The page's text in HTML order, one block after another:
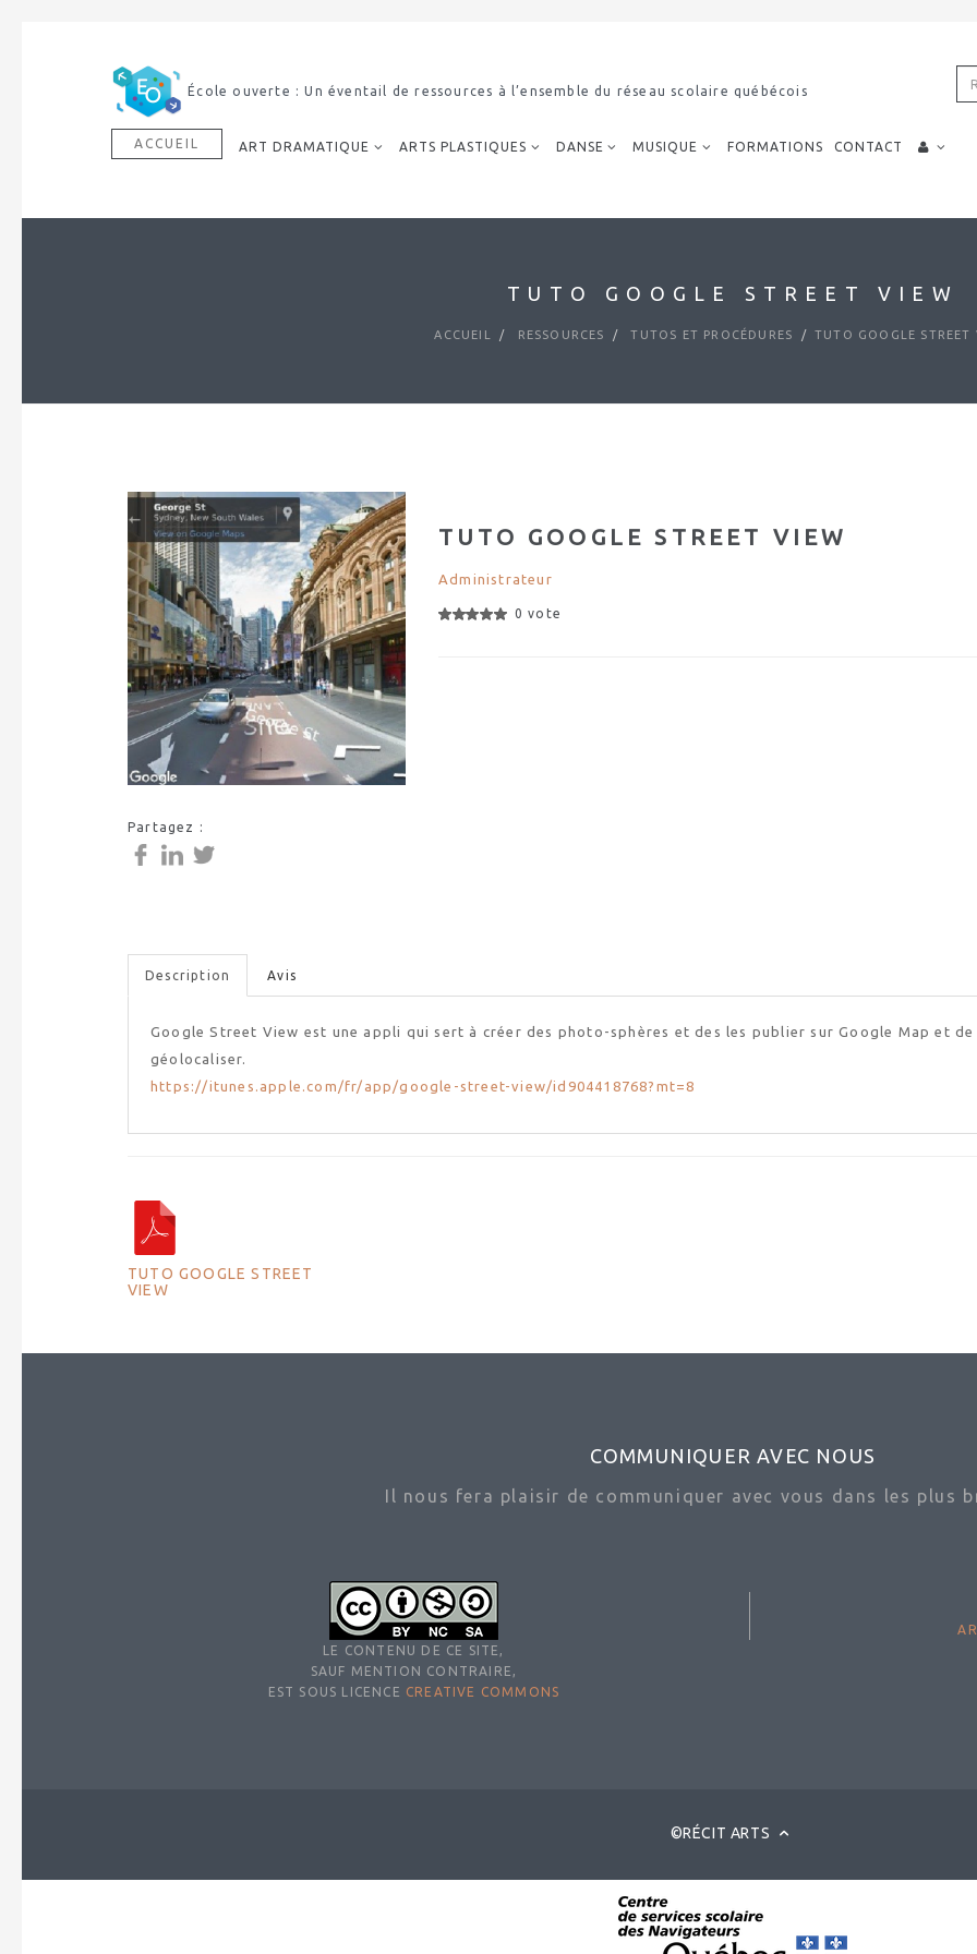
École ouverte : Un éventail de ressources à l’ensemble du réseau scolaire québécois
ACCUEIL ART DRAMATIQUE ARTS PLASTIQUES DANSE MUSIQUE FORMATIONS CONTACT
TUTO GOOGLE STREET VIEW
ACCUEIL RESSOURCES TUTOS ET PROCÉDURES TUTO GOOGLE STREET
Partagez :
TUTO GOOGLE STREET VIEW
Administrateur
0 vote
Description Avis
Google Street View est une appli qui sert à créer des photo-sphères et des les publier sur Google Map et de
géolocaliser.
https://itunes.apple.com/fr/app/google-street-view/id904418768?mt=8
TUTO GOOGLE STREET
VIEW
COMMUNIQUER AVEC NOUS
Il nous fera plaisir de communiquer avec vous dans les plus
LE CONTENU DE CE SITE,
SAUF MENTION CONTRAIRE,
EST SOUS LICENCE CREATIVE COMMONS
©RÉCIT ARTS